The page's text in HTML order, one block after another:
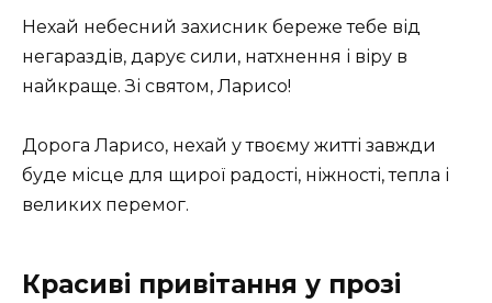
Нехай небесний захисник береже тебе від
негараздів, дарує сили, натхнення і віру в
найкраще. Зі святом, Ларисо!
Дорога Ларисо, нехай у твоєму житті завжди
буде місце для щирої радості, ніжності, тепла і
великих перемог.
Красиві привітання у прозі